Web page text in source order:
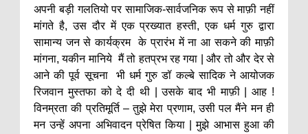
अपनी बड़ी गलतियो पर सामाजिक-सार्वजनिक रूप से माफ़ी नहीं
मांगते है, उस दौर में एक प्रख्यात हस्ती, एक धर्म गुरु द्वारा
सामान्य जन से कार्यक्रम के प्रारंभ में ना आ सकने की माफ़ी
मांगना, यकीन मानिये मैं तो हतप्रभ रह गया | और तो और देर से
आने की पूर्व सूचना भी धर्म गुरु डॉ कल्बे सादिक ने आयोजक
रिजवान मुस्तफा को दे दी थी | उसके बाद भी माफ़ी | आह !
विनम्रता की प्रतिमूर्ति – तुझे मेरा प्रणाम, उसी पल मैंने मन ही
मन उन्हें अपना अभिवादन प्रेषित किया | मुझे आभास हुआ की